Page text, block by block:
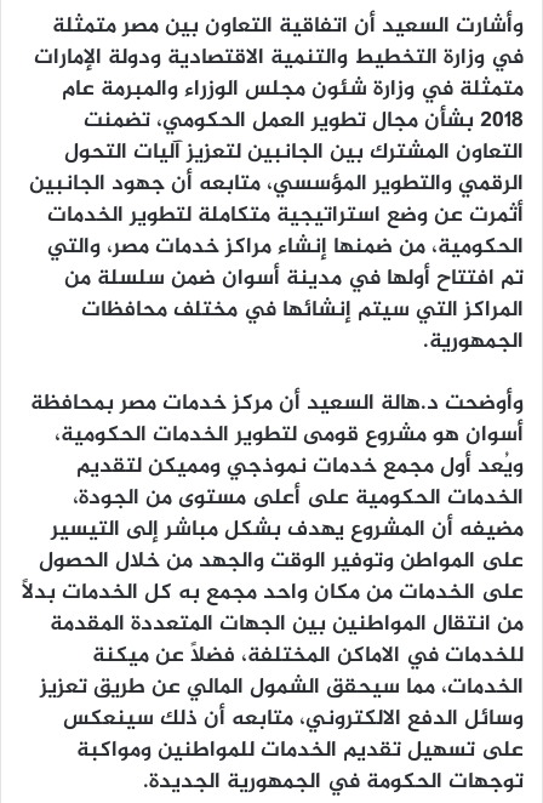
وأشارت السعيد أن اتفاقية التعاون بين مصر متمثلة
في وزارة التخطيط والتنمية الاقتصادية ودولة الإمارات
متمثلة في وزارة شئون مجلس الوزراء والمبرمة عام
2018 بشأن مجال تطوير العمل الحكومي، تضمنت
التعاون المشترك بين الجانبين لتعزيز آليات التحول
الرقمي والتطوير المؤسسي، متابعه أن جهود الجانبين
أثمرت عن وضع استراتيجية متكاملة لتطوير الخدمات
الحكومية، من ضمنها إنشاء مراكز خدمات مصر، والتي
تم افتتاح أولها في مدينة أسوان ضمن سلسلة من
المراكز التي سيتم إنشائها في مختلف محافظات
الجمهورية.
وأوضحت د.هالة السعيد أن مركز خدمات مصر بمحافظة
أسوان هو مشروع قومى لتطوير الخدمات الحكومية،
ويُعد أول مجمع خدمات نموذجي ومميكن لتقديم
الخدمات الحكومية على أعلى مستوى من الجودة،
مضيفه أن المشروع يهدف بشكل مباشر إلى التيسير
على المواطن وتوفير الوقت والجهد من خلال الحصول
على الخدمات من مكان واحد مجمع به كل الخدمات بدلًا
من انتقال المواطنين بين الجهات المتعددة المقدمة
للخدمات في الاماكن المختلفة، فضلًا عن ميكنة
الخدمات، مما سيحقق الشمول المالي عن طريق تعزيز
وسائل الدفع الالكتروني، متابعه أن ذلك سينعكس
على تسهيل تقديم الخدمات للمواطنين ومواكبة
توجهات الحكومة في الجمهورية الجديدة.